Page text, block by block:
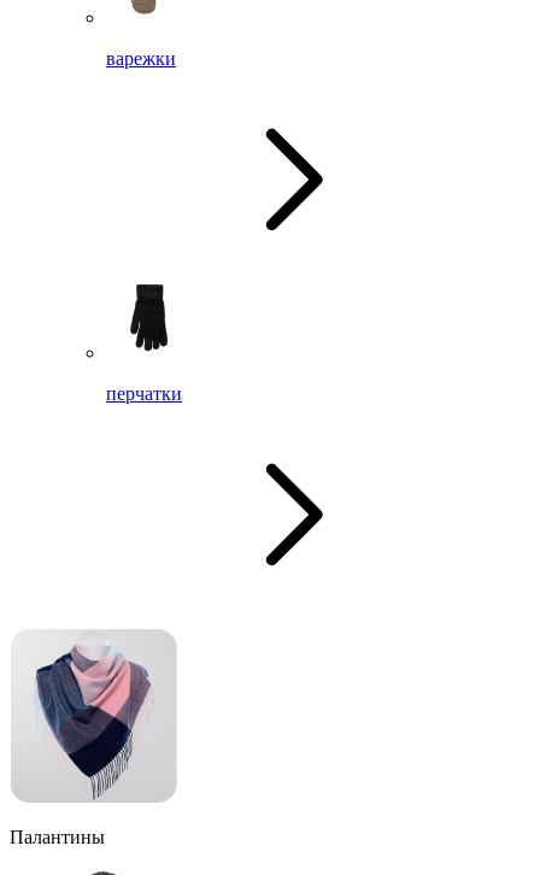
варежки
перчатки
Палантины